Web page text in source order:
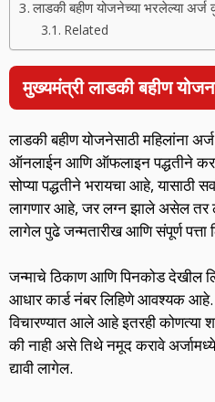
लाडकी बहीण योजनेच्या भरलेल्या
Related
मुख्यमंत्री लाडकी बहीण
लाडकी बहीण योजनेसाठी महिलांना
ऑनलाईन आणि ऑफलाइन पद्धतीने
सोप्या पद्धतीने भरायचा आहे, यासाठी
लागणार आहे, जर लग्न झाले असेल तर
लागेल पुढे जन्मतारीख आणि संपूर्ण
जन्माचे ठिकाण आणि पिनकोड देखील
आधार कार्ड नंबर लिहिणे आवश्यक
विचारण्यात आले आहे इतरही कोणत्या
की नाही असे तिथे नमूद करावे
द्यावी लागेल.